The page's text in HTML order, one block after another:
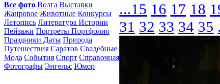
Все фото Волга Выставки
Жанровое Животные Конкурсы
Летопись Литература Истории
Пейзажи Портреты Портфолио
Праздники Даты Природа
Путешествия Саратов Свадебные
Мода События Спорт Справочная
Фотографы Энгельс Юмор
...15 16 17 18
31 32 33 34 35